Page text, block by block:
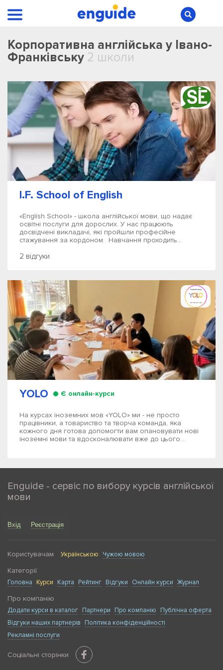
Корпоративна англійська у Івано-
Франківську 2 школи
I.F. School of English
«English School» - школа англійської мови, що надає
освітні послуги для дорослих. У нас працюють
досвідчені викладачі, які пройшли професійне
стажування за кордоном. Навчання проходить...
2 відгуки
YOLO Є онлайн-курси
На курсах іноземних мов «YOLO» ми - не просто
працівники, а товариство та творча команда, яка
кожного дня готова допомогти вам опановувати нові
іноземні мови та вдосконалювати вже до цього...
Enguide - сервіс по вибору курсів англійської
мови
Вхід Реєстрація
Користувачам Українською Чужою мовою
Категорії
Головна Курси Карта Рейтинг Відгуки Онлайн курси Журнал
Про компанію
Додати курси в каталог Партнери Про компанію
Публічна оферта
Відгуки наших партнерів
Політика конфіденційності
Рекламні послуги
Соціальні сторінки